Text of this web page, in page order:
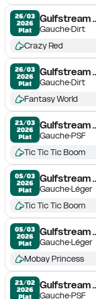
26/03
2026
Plat
Gulfstream
GaucheDirt
Crazy Red
26/03
2026
Plat
Gulfstream
GaucheDirt
Fantasy World
21/03
2026
Plat
Gulfstream
GauchePSF
Tic Tic Tic Boom
05/03
2026
Plat
Gulfstream
GaucheLéger
Tic Tic Tic Boom
05/03
2026
Plat
Gulfstream
GaucheLéger
Mobay Princess
21/02
2026
Plat
Gulfstream
GauchePSF